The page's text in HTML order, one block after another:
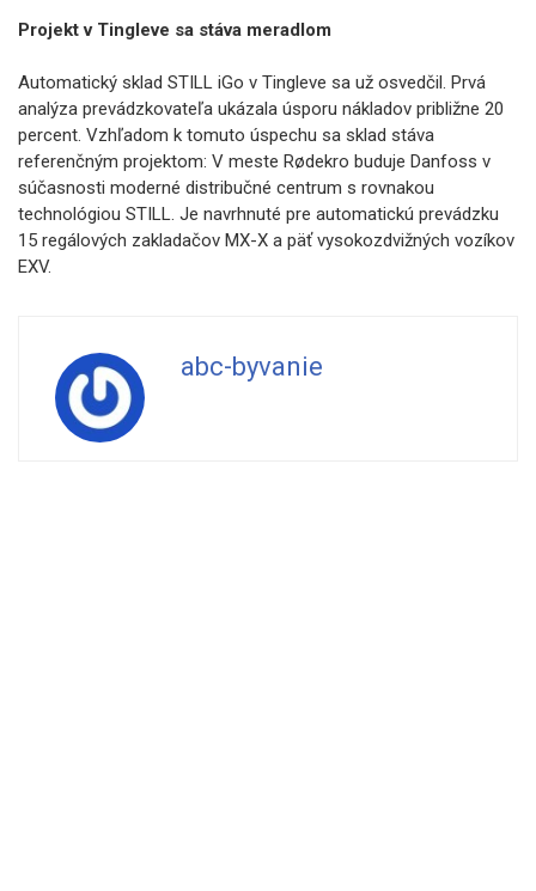
Projekt v Tingleve sa stáva meradlom
Automatický sklad STILL iGo v Tingleve sa už osvedčil. Prvá
analýza prevádzkovateľa ukázala úsporu nákladov približne 20
percent. Vzhľadom k tomuto úspechu sa sklad stáva
referenčným projektom: V meste Rødekro buduje Danfoss v
súčasnosti moderné distribučné centrum s rovnakou
technológiou STILL. Je navrhnuté pre automatickú prevádzku
15 regálových zakladačov MX-X a päť vysokozdvižných vozíkov
EXV.
abc-byvanie